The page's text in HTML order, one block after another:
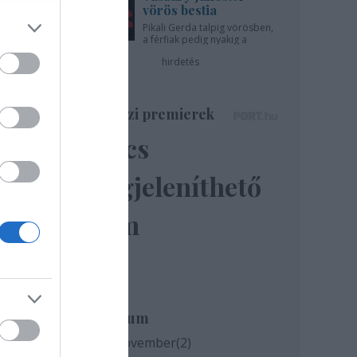
és az
vörös bestia
Pikali Gerda talpig vörösben,
a férfiak pedig nyakig a
hirdetés
Színházi premierek
Nincs
megjeleníthető
elem
Archívum
2020 november(2)